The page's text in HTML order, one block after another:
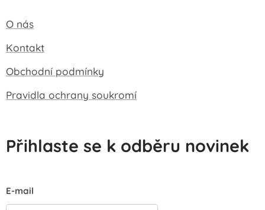
O nás
Kontakt
Obchodní podmínky
Pravidla ochrany soukromí
Přihlaste se k odběru novinek
E-mail